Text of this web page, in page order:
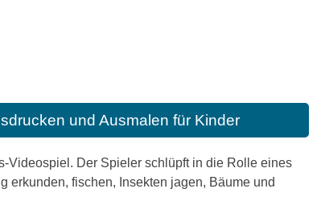
und Ausmalen für Kinder
Videospiel. Der Spieler schlüpft in die Rolle eines
erkunden, fischen, Insekten jagen, Bäume und